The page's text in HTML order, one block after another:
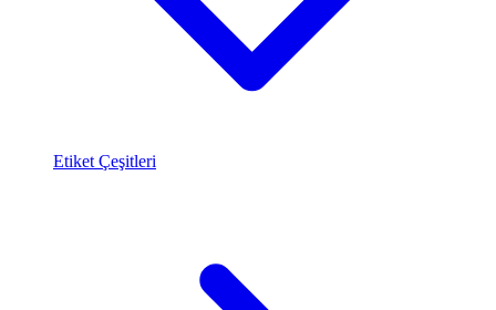
Etiket Çeşitleri